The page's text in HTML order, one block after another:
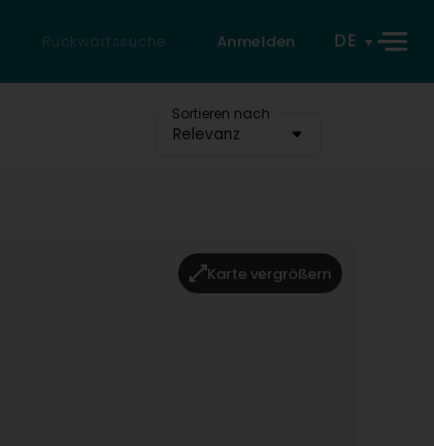
Rückwärtssuche Anmelden DE
Sortieren nach
Relevanz
Karte vergrößern